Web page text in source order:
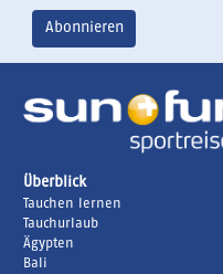
Überblick
Tauchen lernen
Tauchurlaub
Ägypten
Bali